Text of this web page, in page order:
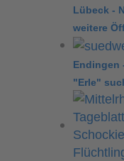
Lübeck -
weitere
Endingen
"Erle"